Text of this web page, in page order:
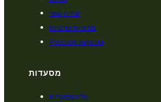
יצירת קשר
מדיניות פרטיות
Русская версия
מסעדות
כל המסעדות